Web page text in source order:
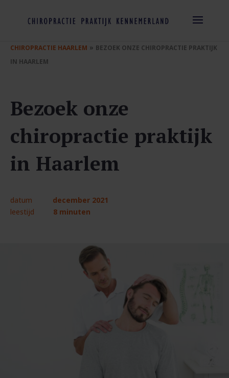
CHIROPRACTIE HAARLEM » BEZOEK ONZE CHIROPRACTIE PRAKTIJK
IN HAARLEM
Bezoek onze
chiropractie praktijk
in Haarlem
datum
december 2021
leestijd
8 minuten